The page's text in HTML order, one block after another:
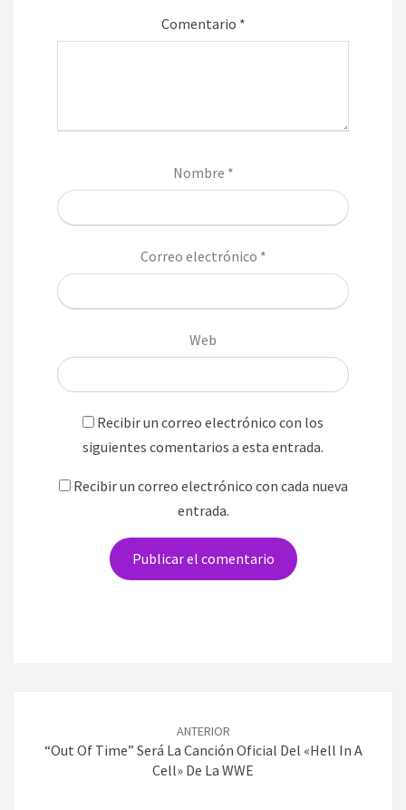
Comentario *
Nombre *
Correo electrónico *
Web
Recibir un correo electrónico con los
siguientes comentarios a esta entrada.
Recibir un correo electrónico con cada nueva
entrada.
entradas
ANTERIOR
“Out Of Time” Será La Canción Oficial Del «Hell In A
Cell» De La WWE